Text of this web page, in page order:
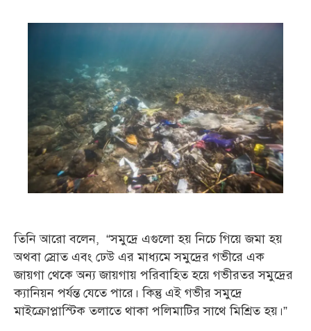
তিনি আরো বলেন, “সমুদ্রে এগুলো হয় নিচে গিয়ে জমা হয়
অথবা স্রোত এবং ঢেউ এর মাধ্যমে সমুদ্রের গভীরে এক
জায়গা থেকে অন্য জায়গায় পরিবাহিত হয়ে গভীরতর সমুদ্রের
ক্যানিয়ন পর্যন্ত যেতে পারে। কিন্তু এই গভীর সমুদ্রে
মাইক্রোপ্লাস্টিক তলাতে থাকা পলিমাটির সাথে মিশ্রিত হয়।”